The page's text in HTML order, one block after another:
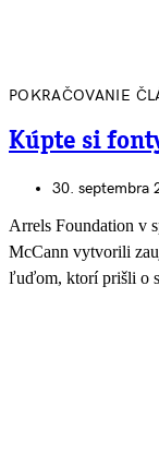
POKRAČOVANIE
Kúpte si
30. septembra
Arrels Foundation v
McCann vytvorili
ľuďom, ktorí prišli o